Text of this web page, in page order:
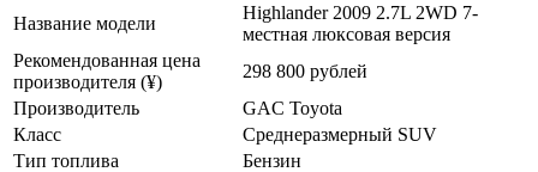
Название модели
Highlander 2009 2.7L 2WD 7-
местная люксовая версия
Рекомендованная цена
производителя (¥)
298 800 рублей
Производитель
GAC Toyota
Класс
Среднеразмерный SUV
Тип топлива
Бензин